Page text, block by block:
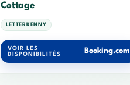
Cottage
LETTERKENNY
VOIR LES
DISPONIBILITÉS
Booking.com